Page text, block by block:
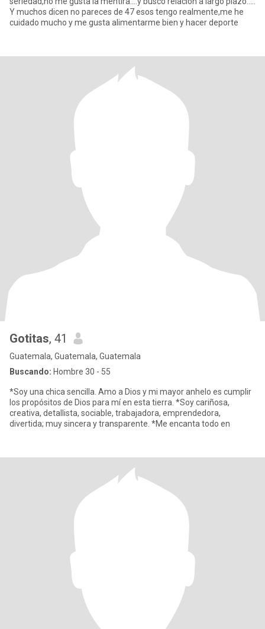
Y muchos dicen no pareces de 47 esos tengo realmente,me he
cuidado mucho y me gusta alimentarme bien y hacer deporte
Gotitas, 41
Guatemala, Guatemala, Guatemala
Buscando: Hombre 30 - 55
*Soy una chica sencilla. Amo a Dios y mi mayor anhelo es cumplir
los propósitos de Dios para mí en esta tierra. *Soy cariñosa,
creativa, detallista, sociable, trabajadora, emprendedora,
divertida; muy sincera y transparente. *Me encanta todo en